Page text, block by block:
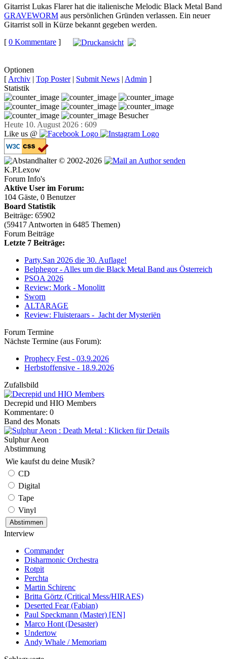
Gitarrist Lukas Flarer hat die italienische Melodic Black Metal Band
GRAVEWORM aus persönlichen Gründen verlassen. Ein neuer
Gitarrist soll in Kürze bekannt gegeben werden.
[ 0 Kommentare ]
Optionen
[ Archiv | Top Poster| Submit News | Admin ]
Statistik
Besucher
Heute 10. August 2026 : 609
Like us @
© 2002-2026
K.P.Lexow
Forum Info's
Aktive User im Forum:
104 Gäste, 0 Benutzer
Board Statistik
Beiträge: 65902
(59417 Antworten in 6485 Themen)
Forum Beiträge
Letzte 7 Beiträge:
Party.San 2026 die 30. Auflage!
Belphegor - Alles um die Black Metal Band aus Österreich
PSOA 2026
Review: Mork - Monolitt
Sworn
ALTARAGE
Review: Fluisteraars - Jacht der Mysteriën
Forum Termine
Nächste Termine (aus Forum):
Prophecy Fest - 03.9.2026
Herbstoffensive - 18.9.2026
Zufallsbild
Decrepid und HIO Members
Kommentare: 0
Band des Monats
Sulphur Aeon
Abstimmung
Wie kaufst du deine Musik?
CD
Digital
Tape
Vinyl
Interview
Commander
Disharmonic Orchestra
Rotpit
Perchta
Martin Schirenc
Britta Görtz (Critical Mess/HIRAES)
Deserted Fear (Fabian)
Paul Speckmann (Master) [EN]
Marco Hont (Desaster)
Undertow
Andy Whale / Memoriam